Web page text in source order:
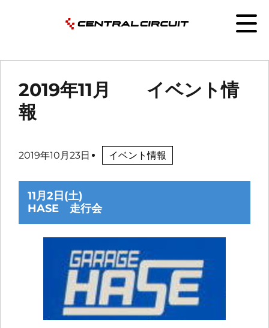
2019年11月 イベント情
報
2019年10月23日 イベント情報
11月2日(土)
HASE 走行会